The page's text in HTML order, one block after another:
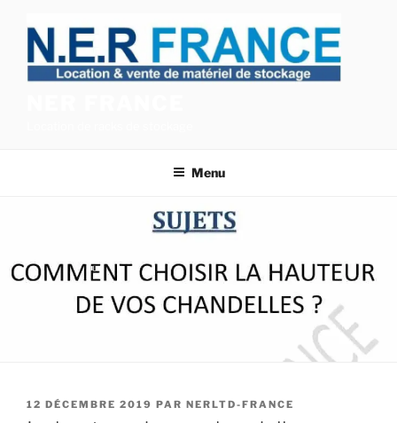
contenu
Menu
PUBLIÉ
LE
12 DÉCEMBRE 2019 PAR NERLTD-FRANCE